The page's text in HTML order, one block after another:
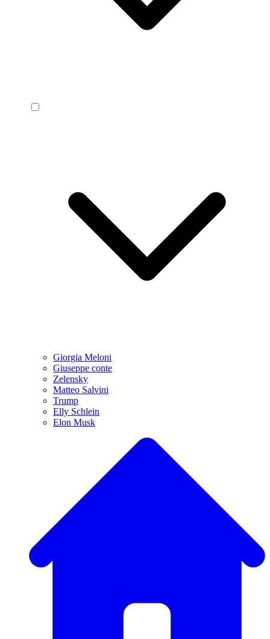
Giorgia Meloni
Giuseppe conte
Zelensky
Matteo Salvini
Trump
Elly Schlein
Elon Musk